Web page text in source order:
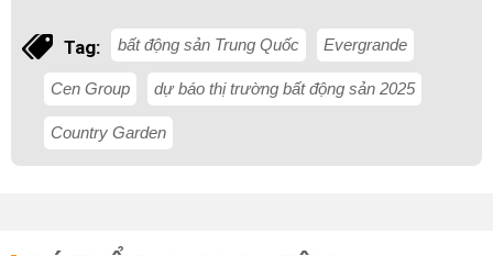
Tag: bất động sản Trung Quốc Evergrande
Cen Group dự báo thị trường bất động sản 2025
Country Garden